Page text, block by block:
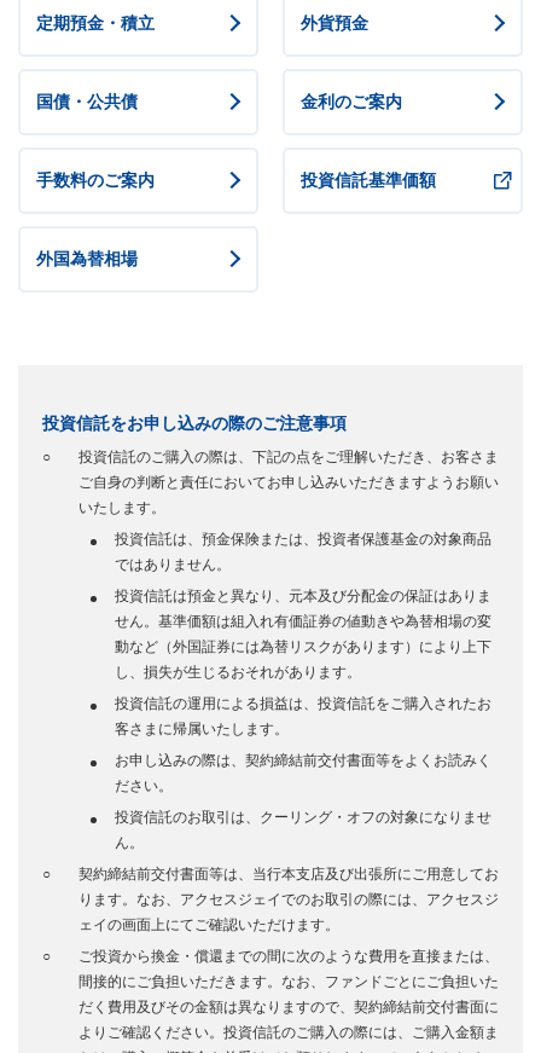
定期預金・積立 外貨預金
国債・公共債 金利のご案内
手数料のご案内 投資信託基準価額
外国為替相場
投資信託をお申し込みの際のご注意事項
投資信託のご購入の際は、下記の点をご理解いただき、お客さま
ご自身の判断と責任においてお申し込みいただきますようお願い
いたします。
投資信託は、預金保険または、投資者保護基金の対象商品
ではありません。
投資信託は預金と異なり、元本及び分配金の保証はありま
せん。基準価額は組入れ有価証券の値動きや為替相場の変
動など（外国証券には為替リスクがあります）により上下
し、損失が生じるおそれがあります。
投資信託の運用による損益は、投資信託をご購入されたお
客さまに帰属いたします。
お申し込みの際は、契約締結前交付書面等をよくお読みく
ださい。
投資信託のお取引は、クーリング・オフの対象になりませ
ん。
契約締結前交付書面等は、当行本支店及び出張所にご用意してお
ります。なお、アクセスジェイでのお取引の際には、アクセスジ
ェイの画面上にてご確認いただけます。
ご投資から換金・償還までの間に次のような費用を直接または、
間接的にご負担いただきます。なお、ファンドごとにご負担いた
だく費用及びその金額は異なりますので、契約締結前交付書面に
よりご確認ください。投資信託のご購入の際には、ご購入金額ま